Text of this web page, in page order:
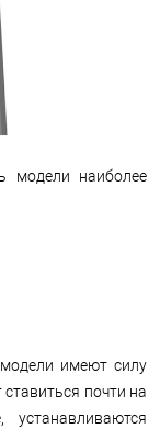
модели наиболее
имеют силу
почти на